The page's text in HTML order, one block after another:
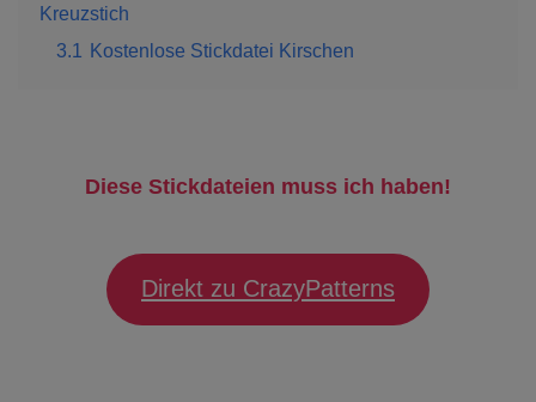
Kreuzstich
3.1 Kostenlose Stickdatei Kirschen
Diese Stickdateien muss ich haben!
Direkt zu CrazyPatterns